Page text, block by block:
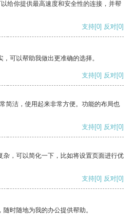
给你提供最高速度和安全性的连接，并帮
支持[0] 反对[0]
可以帮助我做出更准确的选择。
支持[0] 反对[0]
简洁，使用起来非常方便。功能的布局也
支持[0] 反对[0]
杂，可以简化一下，比如将设置页面进行优
支持[0] 反对[0]
时随地为我的办公提供帮助。